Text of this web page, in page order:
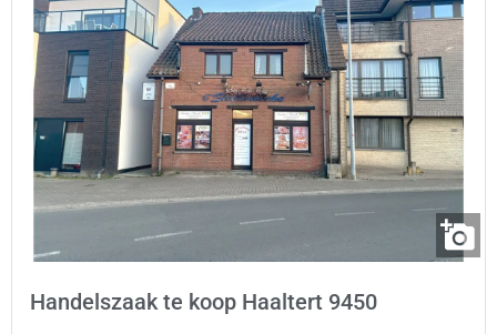
Handelszaak te koop Haaltert 9450